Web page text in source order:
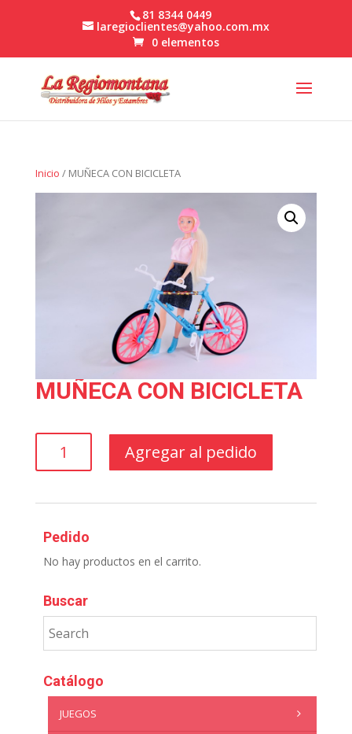
81 8344 0449
laregioclientes@yahoo.com.mx
0 elementos
Inicio / MUÑECA CON BICICLETA
MUÑECA CON BICICLETA
Agregar al pedido
Pedido
No hay productos en el carrito.
Buscar
Catálogo
JUEGOS